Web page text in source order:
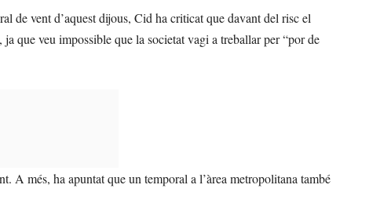
de vent d’aquest dijous, Cid ha criticat que davant del risc el
que veu impossible que la societat vagi a treballar per “por de
A més, ha apuntat que un temporal a l’àrea metropolitana també